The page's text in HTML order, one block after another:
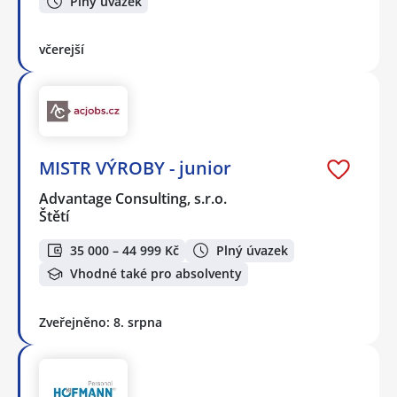
včerejší
MISTR VÝROBY - junior
Advantage Consulting, s.r.o.
Štětí
35 000 – 44 999 Kč
Plný úvazek
Vhodné také pro absolventy
Zveřejněno: 8. srpna